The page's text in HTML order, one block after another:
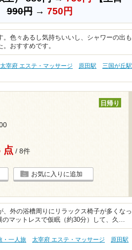
990円→ 750円
色々あるし気持ちいいし、シャワーの出も
おすすめです。
太宰府 エステ・マッサージ 原田駅
三国が丘駅
日帰り
点 / 8件
お気に入りに追加
外の浴槽周りにリラックス椅子が多くなっ
マットレスで仮眠（約30分）して、久…
・一人旅 太宰府 エステ・マッサージ
原田駅